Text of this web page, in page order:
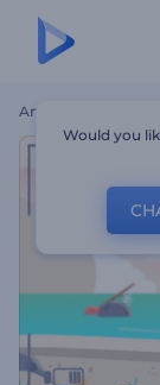
Ana Sayfa
Would you